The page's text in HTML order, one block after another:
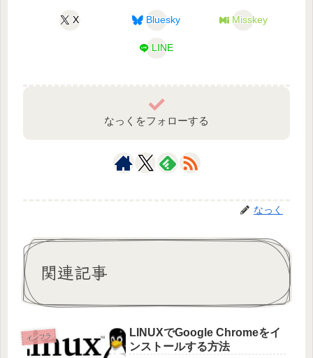
X Bluesky Misskey
LINE
なっくをフォローする
なっく
関連記事
インフラ
LINUXでGoogle Chromeをイ
ンストールする方法